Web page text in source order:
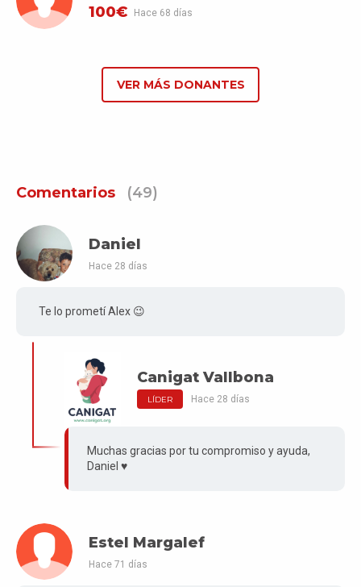
100€
Hace 68 días
VER MÁS DONANTES
Comentarios (49)
Daniel
Hace 28 días
Te lo prometí Alex 😉
Canigat Vallbona
LÍDER Hace 28 días
Muchas gracias por tu compromiso y ayuda,
Daniel ♥️
Estel Margalef
Hace 71 días